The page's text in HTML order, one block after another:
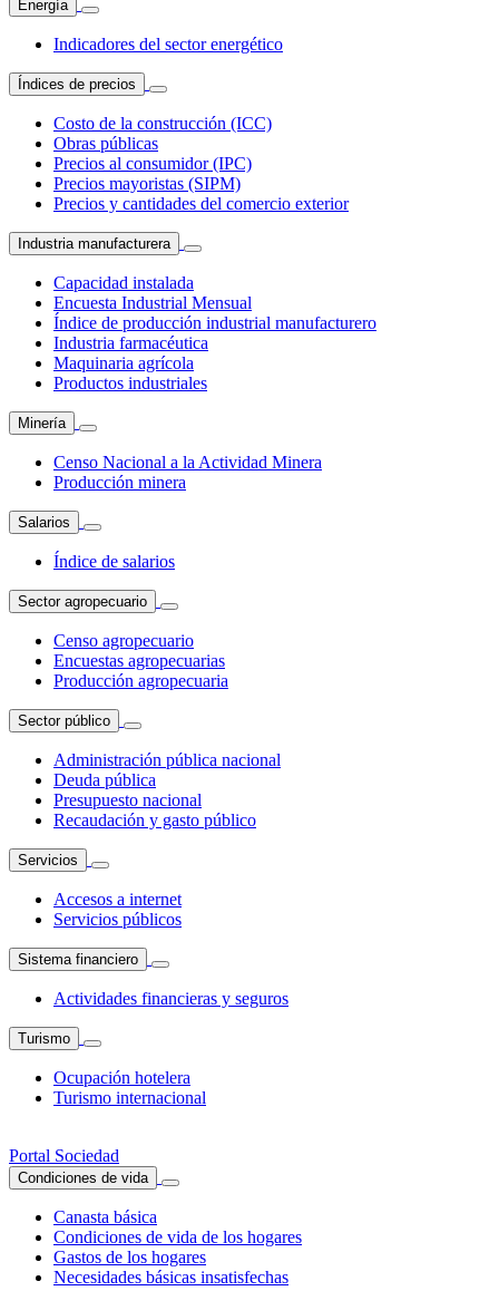
Energía
Indicadores del sector energético
Índices de precios
Costo de la construcción (ICC)
Obras públicas
Precios al consumidor (IPC)
Precios mayoristas (SIPM)
Precios y cantidades del comercio exterior
Industria manufacturera
Capacidad instalada
Encuesta Industrial Mensual
Índice de producción industrial manufacturero
Industria farmacéutica
Maquinaria agrícola
Productos industriales
Minería
Censo Nacional a la Actividad Minera
Producción minera
Salarios
Índice de salarios
Sector agropecuario
Censo agropecuario
Encuestas agropecuarias
Producción agropecuaria
Sector público
Administración pública nacional
Deuda pública
Presupuesto nacional
Recaudación y gasto público
Servicios
Accesos a internet
Servicios públicos
Sistema financiero
Actividades financieras y seguros
Turismo
Ocupación hotelera
Turismo internacional
Portal Sociedad
Condiciones de vida
Canasta básica
Condiciones de vida de los hogares
Gastos de los hogares
Necesidades básicas insatisfechas